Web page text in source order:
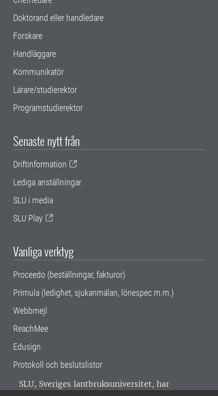
Doktorand eller handledare
Forskare
Handläggare
Kommunikatör
Lärare/studierektor
Programstudierektor
Senaste nytt från
Driftinformation
Lediga anställningar
SLU i media
SLU Play
Vanliga verktyg
Proceedo (beställningar, fakturor)
Primula (ledighet, sjukanmälan, lönespec m.m.)
Webbmejl
ReachMee
Edusign
Protokoll och beslutslistor
SLU, Sveriges lantbruksuniversitet, har